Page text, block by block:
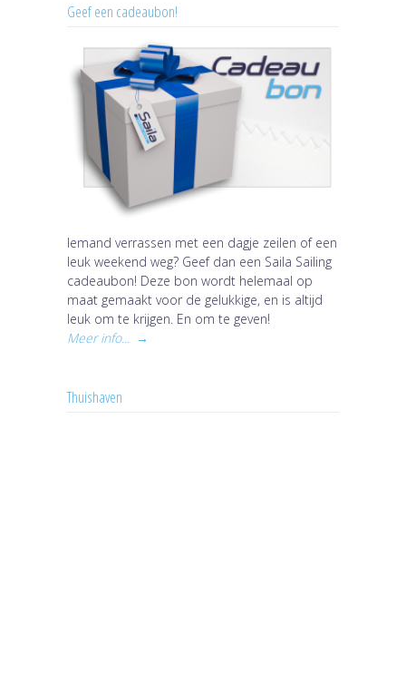
Geef een cadeaubon!
Iemand verrassen met een dagje zeilen of een
leuk weekend weg? Geef dan een Saila Sailing
cadeaubon! Deze bon wordt helemaal op
maat gemaakt voor de gelukkige, en is altijd
leuk om te krijgen. En om te geven!
Meer info... →
Thuishaven